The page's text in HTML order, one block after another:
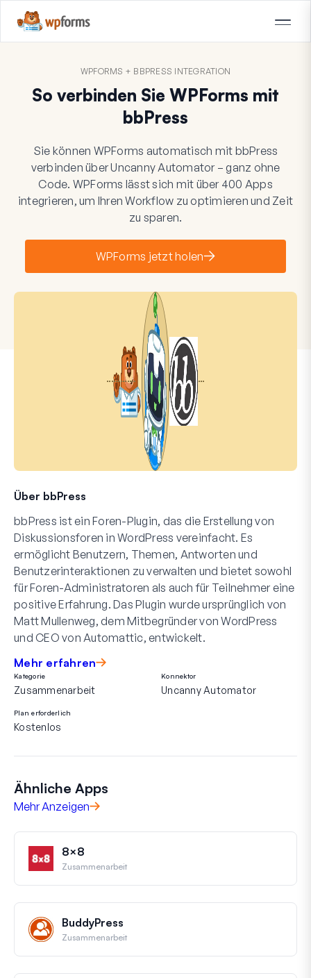
WPFORMS + BBPRESS INTEGRATION
So verbinden Sie WPForms mit
bbPress
Sie können WPForms automatisch mit bbPress
verbinden über Uncanny Automator – ganz ohne
Code. WPForms lässt sich mit über 400 Apps
integrieren, um Ihren Workflow zu optimieren und Zeit
zu sparen.
WPForms jetzt holen
Über bbPress
bbPress ist ein Foren-Plugin, das die Erstellung von
Diskussionsforen in WordPress vereinfacht. Es
ermöglicht Benutzern, Themen, Antworten und
Benutzerinteraktionen zu verwalten und bietet sowohl
für Foren-Administratoren als auch für Teilnehmer eine
positive Erfahrung. Das Plugin wurde ursprünglich von
Matt Mullenweg, dem Mitbegründer von WordPress
und CEO von Automattic, entwickelt.
Mehr erfahren
Kategorie
Zusammenarbeit
Konnektor
Uncanny Automator
Plan erforderlich
Kostenlos
Ähnliche Apps
Mehr Anzeigen
8×8
Zusammenarbeit
BuddyPress
Zusammenarbeit